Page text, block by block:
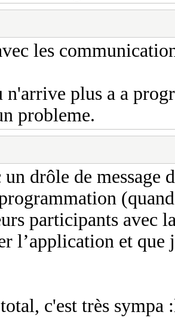
les
n'arrive plus a a
probleme.
un drôle de message
participants avec
l’application et
c'est très